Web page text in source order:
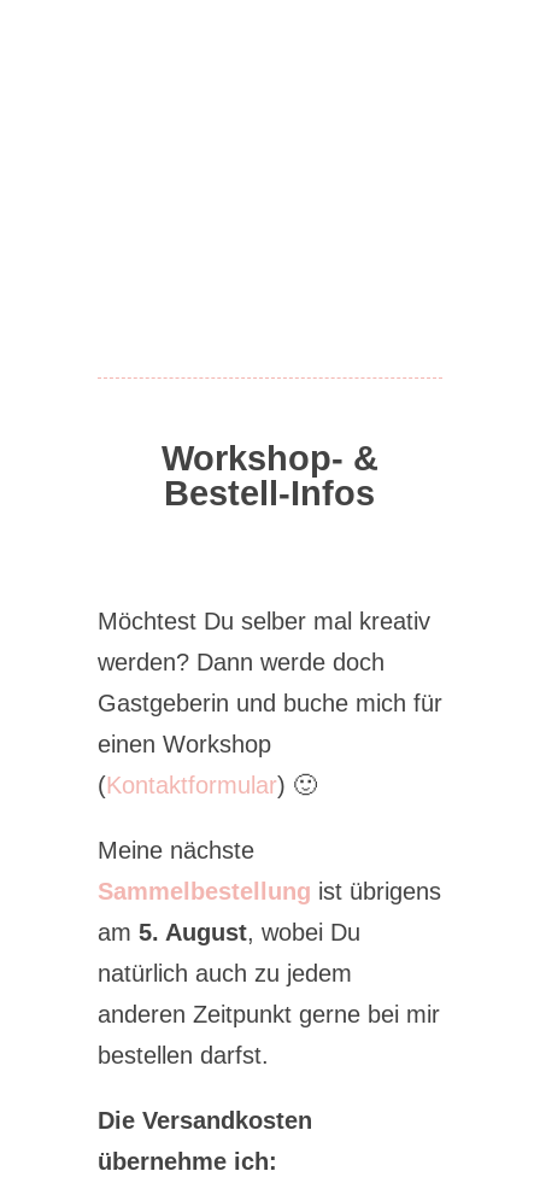
Workshop- &
Bestell-Infos
Möchtest Du selber mal kreativ
werden? Dann werde doch
Gastgeberin und buche mich für
einen Workshop
(Kontaktformular) 🙂
Meine nächste
Sammelbestellung ist übrigens
am 5. August, wobei Du
natürlich auch zu jedem
anderen Zeitpunkt gerne bei mir
bestellen darfst.
Die Versandkosten
übernehme ich: